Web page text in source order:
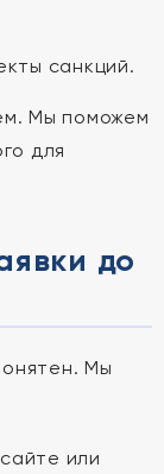
санкций.
Мы поможем
для
до
Мы
или